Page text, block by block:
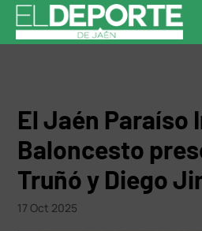
El Jaén Paraíso
Baloncesto
Truñó y Diego
17 Oct 2025